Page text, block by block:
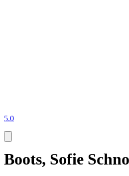
5.0
Boots, Sofie